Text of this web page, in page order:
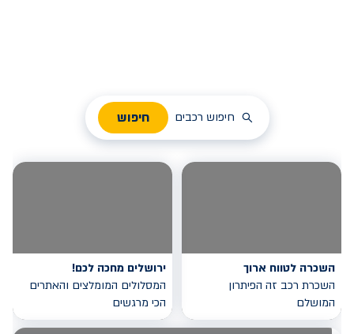
חיפוש רכבים חיפוש
השכרה לטווח ארוך
השכרת רכב זה הפיתרון
המושלם
ירושלים מחכה לכם!
המסלולים המומלצים והאתרים
הכי מרגשים